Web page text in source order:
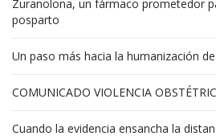
Zuranolona, un fármaco prometedor
posparto
Un paso más hacia la humanización
COMUNICADO VIOLENCIA
Cuando la evidencia ensancha la